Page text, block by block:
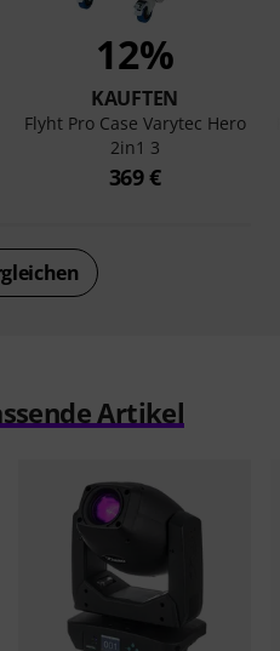
12%
KAUFTEN
Flyht Pro Case Varytec Hero
2in1 3
369 €
Artikel